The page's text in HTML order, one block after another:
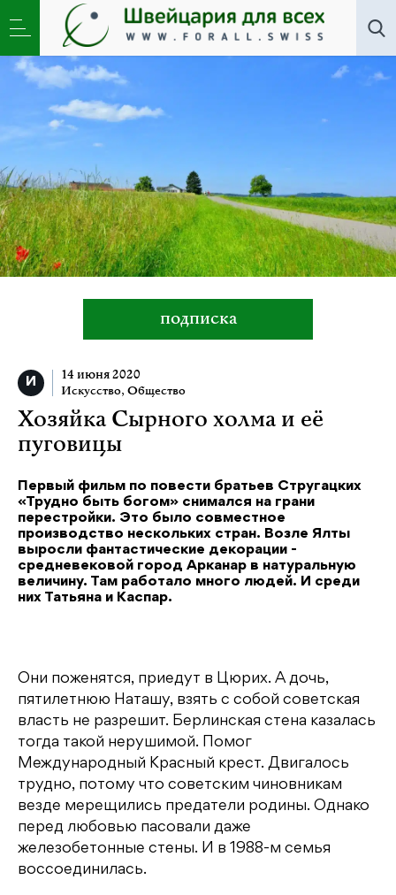
Искусство, Новости,Общество »Хозяйка Сырного
холма и её пуговицы
подписка
14 июня 2020
Искусство, Общество
Хозяйка Сырного холма и её
пуговицы
Первый фильм по повести братьев Стругацких
«Трудно быть богом» снимался на грани
перестройки. Это было совместное
производство нескольких стран. Возле Ялты
выросли фантастические декорации -
средневековой город Арканар в натуральную
величину. Там работало много людей. И среди
них Татьяна и Каспар.
Они поженятся, приедут в Цюрих. А дочь,
пятилетнюю Наташу, взять с собой советская
власть не разрешит. Берлинская стена казалась
тогда такой нерушимой. Помог
Международный Красный крест. Двигалось
трудно, потому что советским чиновникам
везде мерещились предатели родины. Однако
перед любовью пасовали даже
железобетонные стены. И в 1988-м семья
воссоединилась.